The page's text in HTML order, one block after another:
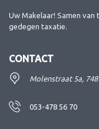
Uw Makelaar! Samen
gedegen taxatie.
CONTACT
Molenstraat 5a,
053-478 56 70